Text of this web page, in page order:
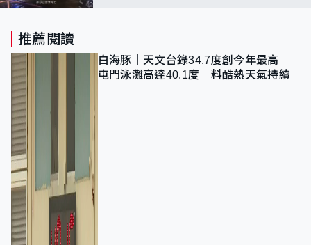
推薦閱讀
白海豚｜天文台錄34.7度創今年最高
屯門泳灘高達40.1度 料酷熱天氣持續